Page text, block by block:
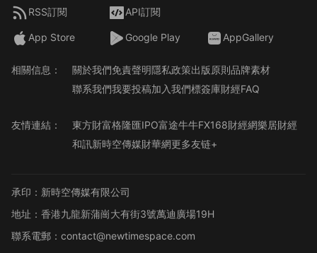
RSS訂閱 API訂閱
App Store Google Play AppGallery
相關信息： 關於我們免責聲明隱私政策出版原則品牌素材
聯系我們我要投稿加入我們標簽庫財經FAQ
友情連結： 東方財富格隆匯IPO富途牛牛FX168財經網樂居財經
和訊新時空傳媒財華網更多友链+
承印：新時空傳媒有限公司
地址：香港九龍新蒲崗大有街3號萬迪廣場19H
聯系電郵：contact@newtimespace.com